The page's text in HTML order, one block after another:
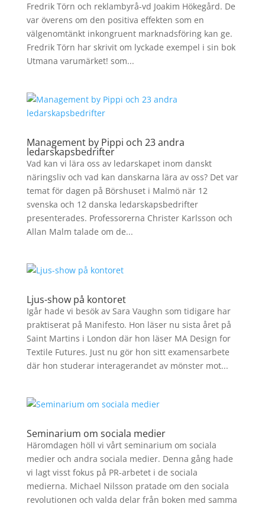
Fredrik Törn och reklambyrå-vd Joakim Hökegård. De
var överens om den positiva effekten som en
välgenomtänkt inkongruent marknadsföring kan ge.
Fredrik Törn har skrivit om lyckade exempel i sin bok
Utmana varumärket! som...
Management by Pippi och 23 andra
ledarskapsbedrifter
Vad kan vi lära oss av ledarskapet inom danskt
näringsliv och vad kan danskarna lära av oss? Det var
temat för dagen på Börshuset i Malmö när 12
svenska och 12 danska ledarskapsbedrifter
presenterades. Professorerna Christer Karlsson och
Allan Malm talade om de...
Ljus-show på kontoret
Igår hade vi besök av Sara Vaughn som tidigare har
praktiserat på Manifesto. Hon läser nu sista året på
Saint Martins i London där hon läser MA Design for
Textile Futures. Just nu gör hon sitt examensarbete
där hon studerar interagerandet av mönster mot...
Seminarium om sociala medier
Häromdagen höll vi vårt seminarium om sociala
medier och andra sociala medier. Denna gång hade
vi lagt visst fokus på PR-arbetet i de sociala
medierna. Michael Nilsson pratade om den sociala
revolutionen och valda delar från boken med samma